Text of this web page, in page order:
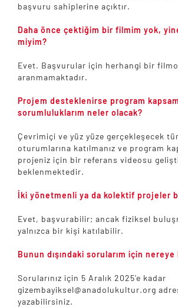
başvuru sahiplerine açıktır.
Daha önce çektiğim bir filmim yok,
miyim?
Evet. Başvurular için herhangi bir
aranmamaktadır.
Projem desteklenirse program
sorumluluklarım neler olacak?
Çevrimiçi ve yüz yüze gerçekleşecek
oturumlarına katılmanız ve program
projeniz için bir referans videosu
beklenmektedir.
İki yönetmenli ya da kolektif projeler
Evet, başvurabilir; ancak fiziksel
yalnızca bir kişi katılabilir.
Bunun dışındaki sorularım için
Sorularınız için 5 Aralık 2025'e kadar
gizembayiksel@anadolukultur.org
yazabilirsiniz.